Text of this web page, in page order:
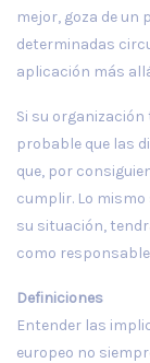
mejor, goza de un
determinadas
aplicación más
Si su
probable que las
que, por
cumplir. Lo
su situación,
como
Definiciones
Entender las
europeo no